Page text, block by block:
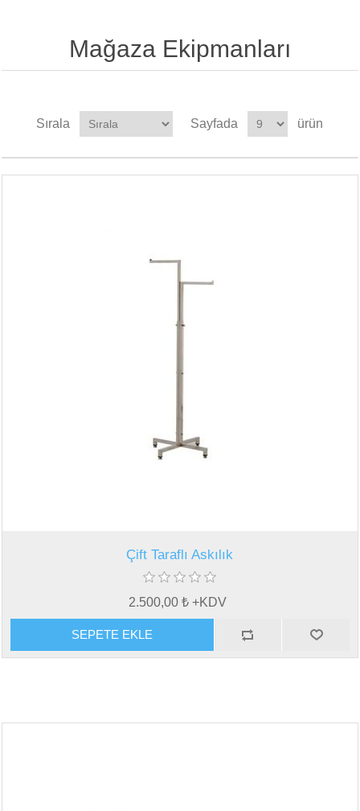
Mağaza Ekipmanları
Sırala Sayfada ürün
Çift Taraflı Askılık
2.500,00 ₺ +KDV